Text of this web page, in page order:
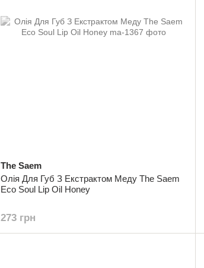
The Saem
Олія Для Губ З Екстрактом Меду The Saem
Eco Soul Lip Oil Honey
273 грн